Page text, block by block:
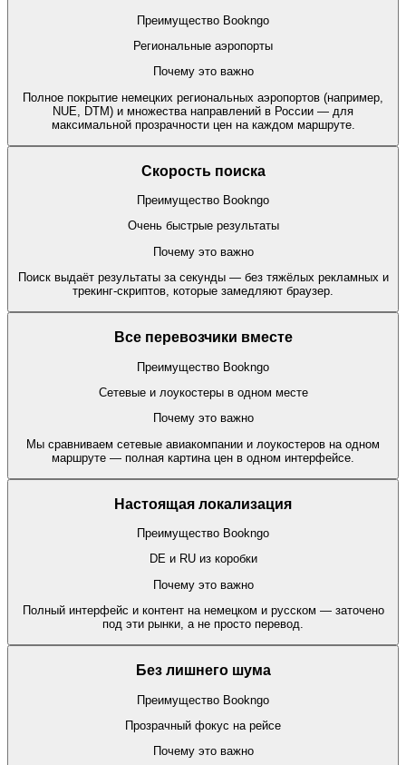
Преимущество Bookngo
Региональные аэропорты
Почему это важно
Полное покрытие немецких региональных аэропортов (например,
NUE, DTM) и множества направлений в России — для
максимальной прозрачности цен на каждом маршруте.
Скорость поиска
Преимущество Bookngo
Очень быстрые результаты
Почему это важно
Поиск выдаёт результаты за секунды — без тяжёлых рекламных и
трекинг-скриптов, которые замедляют браузер.
Все перевозчики вместе
Преимущество Bookngo
Сетевые и лоукостеры в одном месте
Почему это важно
Мы сравниваем сетевые авиакомпании и лоукостеров на одном
маршруте — полная картина цен в одном интерфейсе.
Настоящая локализация
Преимущество Bookngo
DE и RU из коробки
Почему это важно
Полный интерфейс и контент на немецком и русском — заточено
под эти рынки, а не просто перевод.
Без лишнего шума
Преимущество Bookngo
Прозрачный фокус на рейсе
Почему это важно